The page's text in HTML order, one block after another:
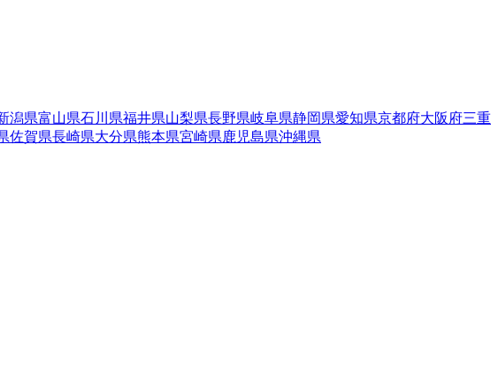
潟県富山県石川県福井県山梨県長野県岐阜県静岡県愛知県京都府大阪府三重
佐賀県長崎県大分県熊本県宮崎県鹿児島県沖縄県